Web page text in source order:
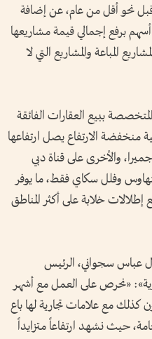
قبل نحو أقل من عام، عن إضافة
برفع إجمالي قيمة مشاريعها
المباعة والمشاريع التي لا
ببيع العقارات الفائقة
منخفضة الارتفاع يصل ارتفاعها
والأخرى على قناة دبي
المباني 25 وحدة بنتهاوس وفلل سكاي فقط، ما يوفر
خلابة على أكثر المناطق
عباس سجواني، الرئيس
«نحرص على العمل مع أشهر
كذلك مع علامات تجارية لها باع
حيث نشهد ارتفاعاً متزايداً